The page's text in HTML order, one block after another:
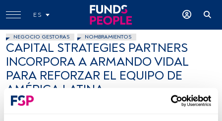
ES
NEGOCIO GESTORAS NOMBRAMIENTOS
CAPITAL STRATEGIES PARTNERS
INCORPORA A ARMANDO VIDAL
PARA REFORZAR EL EQUIPO DE
AMÉRICA LATINA
FundsPeople .